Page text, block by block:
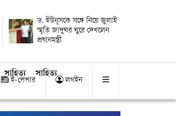
ড. ইউনূসকে সঙ্গে নিয়ে জুলাই
স্মৃতি জাদুঘর ঘুরে দেখলেন
প্রধানমন্ত্রী
সাহিত্য সাহিত্য
ই-পেপার লগইন